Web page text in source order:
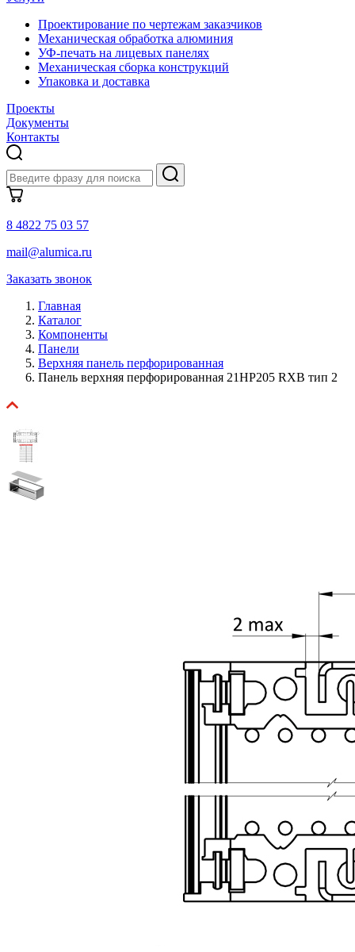
Проектирование по чертежам заказчиков
Механическая обработка алюминия
УФ-печать на лицевых панелях
Механическая сборка конструкций
Упаковка и доставка
Проекты
Документы
Контакты
8 4822 75 03 57
mail@alumica.ru
Заказать звонок
Главная
Каталог
Компоненты
Панели
Верхняя панель перфорированная
Панель верхняя перфорированная 21HP205 RXB тип 2